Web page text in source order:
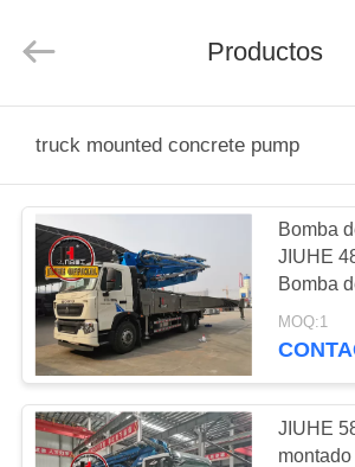
PRODUCTOS
VÍDEOS
DEMOSTRACIÓN
DE
VR
Industry
Machinery
Productos
truck mounted concrete pump
Bomba
JIUHE
Bomba
montada
China
MOQ:1
JIUHE